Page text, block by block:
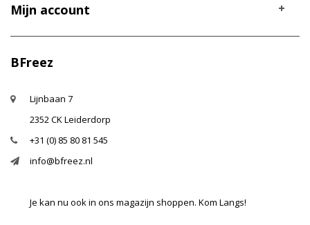
Mijn account
BFreez
Lijnbaan 7
2352 CK Leiderdorp
+31 (0) 85 80 81 545
info@bfreez.nl
Je kan nu ook in ons magazijn shoppen. Kom Langs!